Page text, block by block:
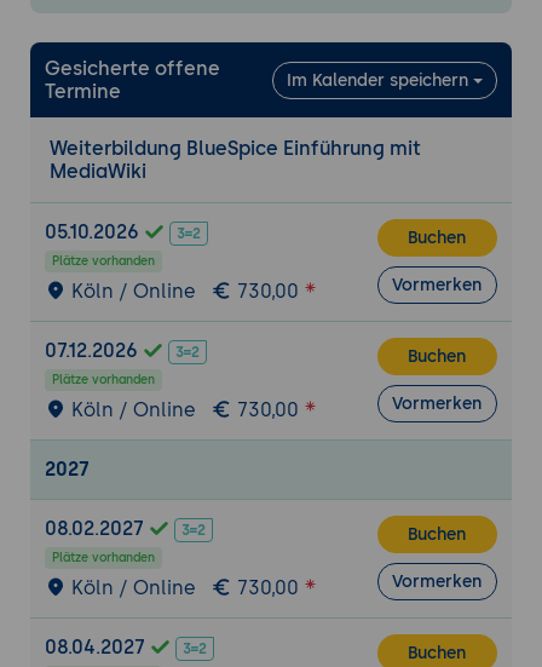
Tabellenfunktionen.
Vorlagensystem: Erstellung und Nutzung
von Content-Templates für konsistente
Dokumentationsstandards im
Unternehmen.
Versionierung und Änderungshistorie:
Nachverfolgung von Bearbeitungen,
Vergleich von Versionen und
Kommentar- und Diskussionsfunktionen:
Dokumentationskontext mit
Review- und Approvals-Prozessen für
qualitätsgesicherte Inhalte.
Benutzer- und Rechteverwaltung
Rollenkonzepte: Vordefinierte und
benutzerdefinierte Rollen mit spezifischen
Gesicherte offene
Termine
Im Kalender speichern
Weiterbildung BlueSpice Einführung mit
MediaWiki
05.10.2026
Plätze vorhanden
Köln / Online 730,00
Buchen
Vormerken
07.12.2026
Plätze vorhanden
Köln / Online 730,00
Buchen
Vormerken
2027
08.02.2027
Plätze vorhanden
Köln / Online 730,00
Buchen
Vormerken
08.04.2027 Buchen